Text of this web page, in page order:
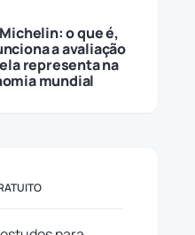
o que é,
a avaliação
representa na
mundial